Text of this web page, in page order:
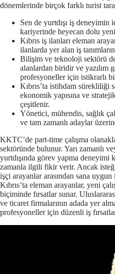
dönemlerinde birçok farklı turist
Sen de yurtdışı iş deneyimin
kariyerinde heyecan dolu
Kıbrıs iş ilanları eleman
ilanlarda yer alan iş
Bilişim ve teknoloji sektörü
alanlardan biridir ve yazılım
profesyoneller için istikrarlı
Kıbrıs’ta istihdam sürekliliği
ekonomik yapısına ve
çeşitlenir.
Yönetici, mühendis, sağlık
ve tam zamanlı adaylar
KKTC’de part-time çalışma
sektöründe bulunur. Yarı zamanlı
yurtdışında görev yapma deneyimi
zamanla ilgili fikir verir. Ancak
işçi arayanlar arasından sana
Kıbrıs’ta eleman arayanlar, yeni
biçiminde fırsatlar sunar.
ve ticaret firmalarının adada yer
profesyoneller için düzenli iş